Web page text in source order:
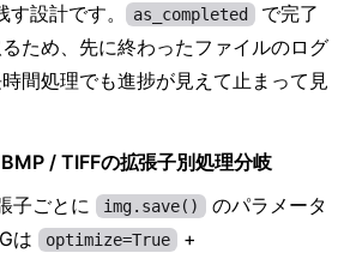
設計です。
as_completed
で完了
ため、先に終わったファイルのログ
間処理でも進捗が見えて止まって見
/ TIFFの拡張子別処理分岐
子ごとに img.save()
のパラメータ
は
optimize=True +